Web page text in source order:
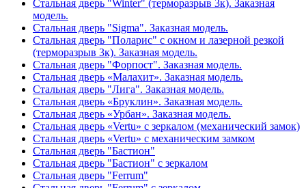
Стальная дверь "Winter" (терморазрыв 3к). Заказная
модель.
Стальная дверь "Sigma". Заказная модель.
Стальная дверь "Поларис" с окном и лазерной резкой
(терморазрыв 3к). Заказная модель.
Стальная дверь "Форпост". Заказная модель.
Стальная дверь «Малахит». Заказная модель.
Стальная дверь "Лига". Заказная модель.
Стальная дверь «Бруклин». Заказная модель.
Стальная дверь «Урбан». Заказная модель.
Стальная дверь «Vertu» с зеркалом (механический замок)
Стальная дверь «Vertu» с механическим замком
Стальная дверь "Бастион"
Стальная дверь "Бастион" с зеркалом
Стальная дверь "Ferrum"